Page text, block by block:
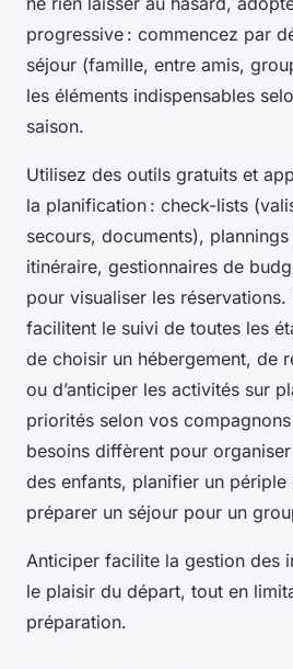
progressive : commencez par
séjour (famille, entre amis,
les éléments indispensables
saison.
Utilisez des outils gratuits et
la planification : check-lists
secours, documents),
itinéraire, gestionnaires de
pour visualiser les réservations.
facilitent le suivi de toutes les
de choisir un hébergement, de
ou d’anticiper les activités sur
priorités selon vos
besoins diffèrent pour
des enfants, planifier un périple
préparer un séjour pour un
Anticiper facilite la gestion des
le plaisir du départ, tout en
préparation.